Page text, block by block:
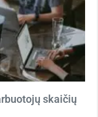
skaičių